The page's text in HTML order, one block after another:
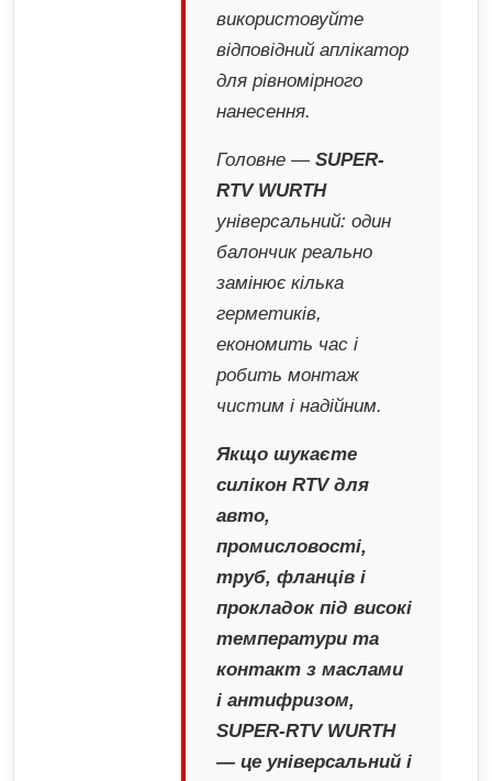
використовуйте
відповідний аплікатор
для рівномірного
нанесення.
Головне — SUPER-
RTV WURTH
універсальний: один
балончик реально
замінює кілька
герметиків,
економить час і
робить монтаж
чистим і надійним.
Якщо шукаєте
силікон RTV для
авто,
промисловості,
труб, фланців і
прокладок під високі
температури та
контакт з маслами
і антифризом,
SUPER-RTV WURTH
— це універсальний і